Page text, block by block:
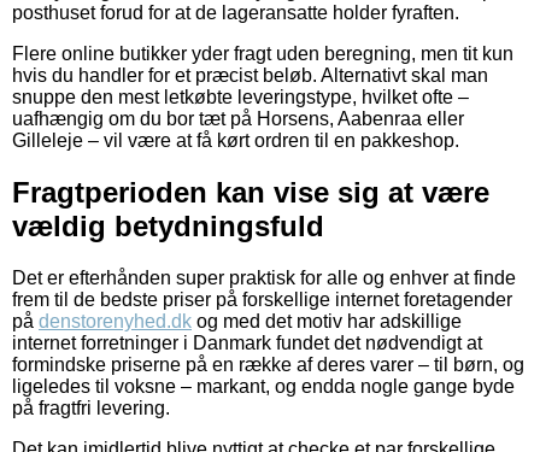
posthuset forud for at de lageransatte holder fyraften.
Flere online butikker yder fragt uden beregning, men tit kun
hvis du handler for et præcist beløb. Alternativt skal man
snuppe den mest letkøbte leveringstype, hvilket ofte –
uafhængig om du bor tæt på Horsens, Aabenraa eller
Gilleleje – vil være at få kørt ordren til en pakkeshop.
Fragtperioden kan vise sig at være
vældig betydningsfuld
Det er efterhånden super praktisk for alle og enhver at finde
frem til de bedste priser på forskellige internet foretagender
på denstorenyhed.dk og med det motiv har adskillige
internet forretninger i Danmark fundet det nødvendigt at
formindske priserne på en række af deres varer – til børn, og
ligeledes til voksne – markant, og endda nogle gange byde
på fragtfri levering.